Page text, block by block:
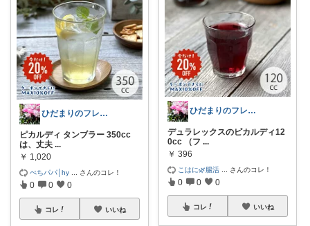
ひだまりのフレンチ🩷ガーデン
ピカルディ タンブラー 350cc
は、丈夫 ...
￥ 1,020
ぺちパパ│hy さんのコレ！
0 0 0
コレ いいね
ひだまりのフレンチ🩷ガーデン
デュラレックスのピカルディ12
0cc （フ ...
￥ 396
こはに🌿腸活 さんのコレ！
0 0 0
コレ いいね